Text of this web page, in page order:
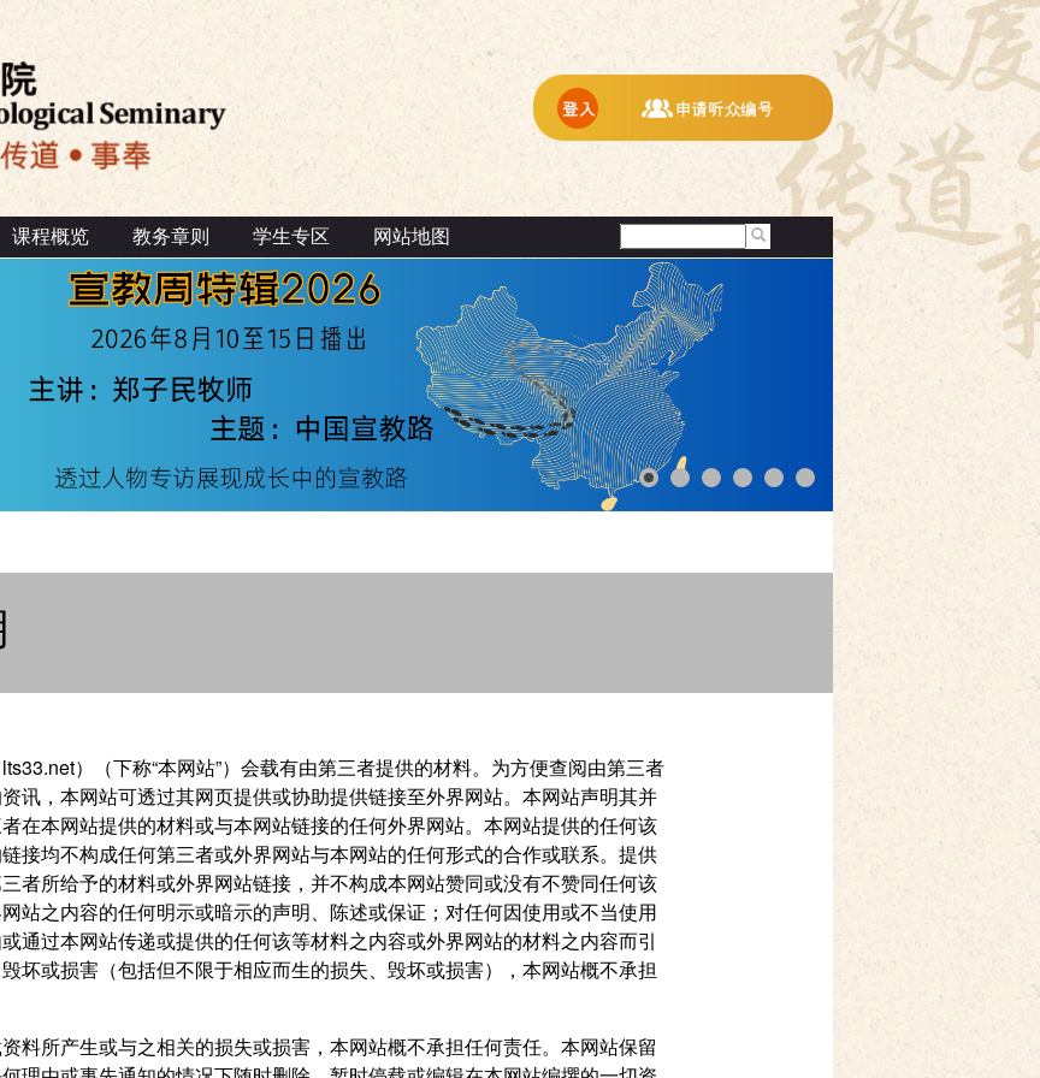
课程概览 教务章则 学生专区 网站地图
）（下称“本网站”）会载有由第三者提供的材料。为方便查阅由第三者
讯，本网站可透过其网页提供或协助提供链接至外界网站。本网站声明其并
在本网站提供的材料或与本网站链接的任何外界网站。本网站提供的任何该
接均不构成任何第三者或外界网站与本网站的任何形式的合作或联系。提供
者所给予的材料或外界网站链接，并不构成本网站赞同或没有不赞同任何该
站之内容的任何明示或暗示的声明、陈述或保证；对任何因使用或不当使用
通过本网站传递或提供的任何该等材料之内容或外界网站的材料之内容而引
坏或损害（包括但不限于相应而生的损失、毁坏或损害），本网站概不承担
料所产生或与之相关的损失或损害，本网站概不承担任何责任。本网站保留